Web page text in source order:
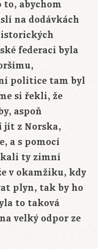
to, abychom
na dodávkách
federaci byla
politice tam byl
si řekli, že
aspoň
jít z Norska,
a s pomocí
ty zimní
v okamžiku, kdy
plyn, tak by ho
to taková
velký odpor ze